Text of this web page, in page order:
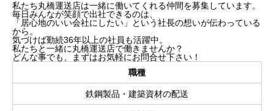
私たち丸橋運送店は一緒に働いてくれる仲間を募集しています。
毎日みんなが笑顔で出社できるのは、
「居心地のいい会社にしたい」という社長の想いが伝わっている
から。
気づけば勤続36年以上の社員も活躍中。
私たちと一緒に丸橋運送店で働きませんか？
どんな事でも、まずはお気軽にお問合せ下さい！
職種
鉄鋼製品・建築資材の配送